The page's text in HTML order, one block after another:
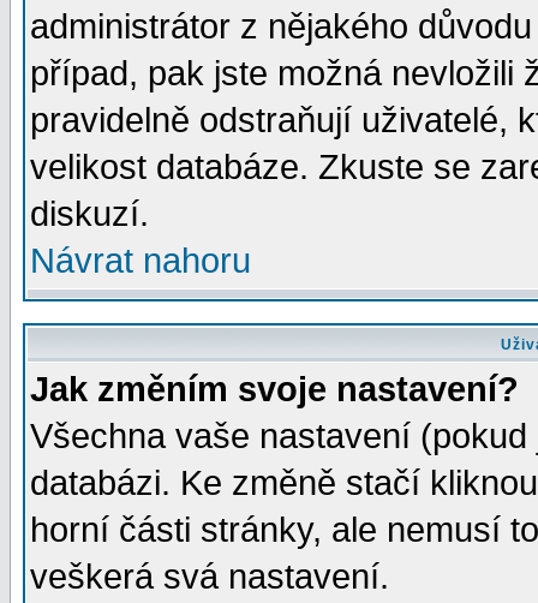
administrátor z nějakého
případ, pak jste možná nevložili
pravidelně odstraňují uživatelé,
velikost databáze. Zkuste se
diskuzí.
Návrat nahoru
Jak změním svoje nastavení?
Všechna vaše nastavení
databázi. Ke změně stačí
horní části stránky, ale nemusí
veškerá svá nastavení.